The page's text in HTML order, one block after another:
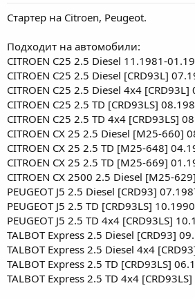
Стартер на Citroen, Peugeot.
Подходит на автомобили:
CITROEN C25 2.5 Diesel 11.1981-
CITROEN C25 2.5 Diesel [CRD93L]
CITROEN C25 2.5 Diesel 4x4
CITROEN C25 2.5 TD [CRD93LS]
CITROEN C25 2.5 TD 4x4 [CRD93LS]
CITROEN CX 25 2.5 Diesel [M25-660]
CITROEN CX 25 2.5 TD [M25-648]
CITROEN CX 25 2.5 TD [M25-669]
CITROEN CX 2500 2.5 Diesel [M25-
PEUGEOT J5 2.5 Diesel [CRD93]
PEUGEOT J5 2.5 TD [CRD93LS]
PEUGEOT J5 2.5 TD 4x4 [CRD93LS]
TALBOT Express 2.5 Diesel [CRD93]
TALBOT Express 2.5 Diesel 4x4
TALBOT Express 2.5 TD [CRD93LS]
TALBOT Express 2.5 TD 4x4